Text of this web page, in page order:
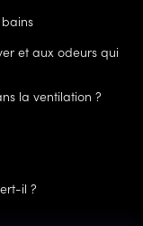
et aux odeurs qui
la ventilation ?
il ?